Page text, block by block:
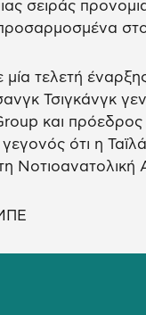
σειράς
προσαρμοσμένα
μία τελετή
Τσιγκάνγκ
και
ότι η
Νοτιοανατολική